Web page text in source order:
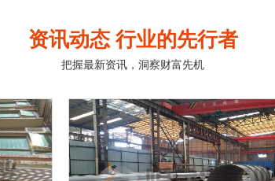
资讯动态 行业的先行者
把握最新资讯，洞察财富先机